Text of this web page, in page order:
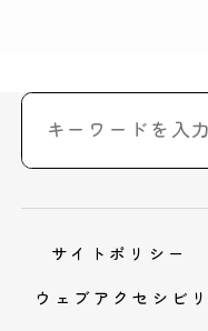
サイトポリシー
ウェブアクセシビ